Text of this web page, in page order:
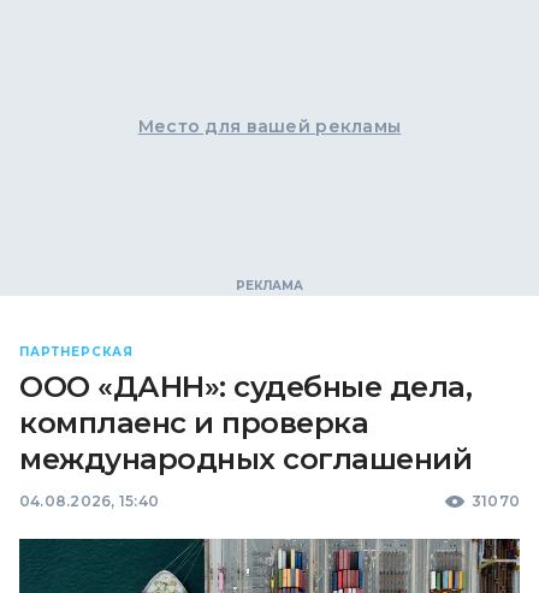
Место для вашей рекламы
ПАРТНЕРСКАЯ
ООО «ДАНН»: судебные дела,
комплаенс и проверка
международных соглашений
04.08.2026, 15:40 31070